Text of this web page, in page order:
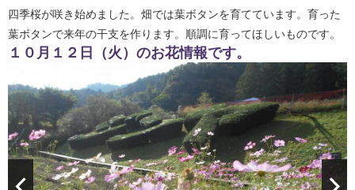
四季桜が咲き始めました。畑では葉ボタンを育てています。育った
葉ボタンで来年の干支を作ります。順調に育ってほしいものです。
１０月１２日（火）のお花情報です。